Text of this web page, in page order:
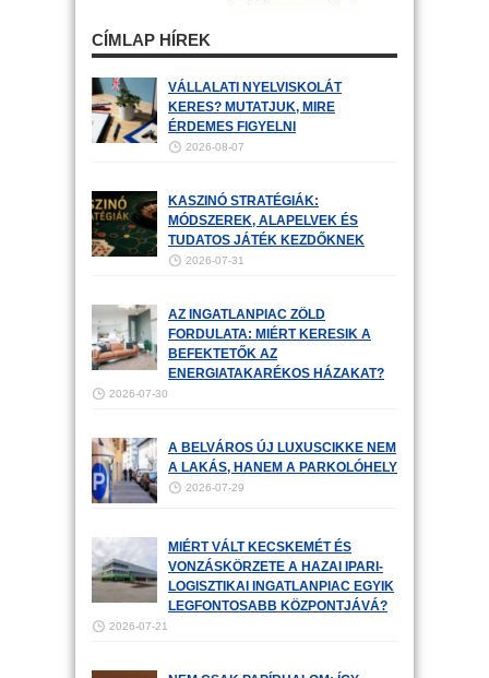
CÍMLAP HÍREK
VÁLLALATI NYELVISKOLÁT
KERES? MUTATJUK, MIRE
ÉRDEMES FIGYELNI
2026-08-07
KASZINÓ STRATÉGIÁK:
MÓDSZEREK, ALAPELVEK ÉS
TUDATOS JÁTÉK KEZDŐKNEK
2026-07-31
AZ INGATLANPIAC ZÖLD
FORDULATA: MIÉRT KERESIK A
BEFEKTETŐK AZ
ENERGIATAKARÉKOS HÁZAKAT?
2026-07-30
A BELVÁROS ÚJ LUXUSCIKKE NEM
A LAKÁS, HANEM A PARKOLÓHELY
2026-07-29
MIÉRT VÁLT KECSKEMÉT ÉS
VONZÁSKÖRZETE A HAZAI IPARI-
LOGISZTIKAI INGATLANPIAC EGYIK
LEGFONTOSABB KÖZPONTJÁVÁ?
2026-07-21